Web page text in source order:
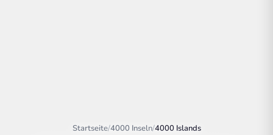
Startseite/4000 Inseln/4000 Islands